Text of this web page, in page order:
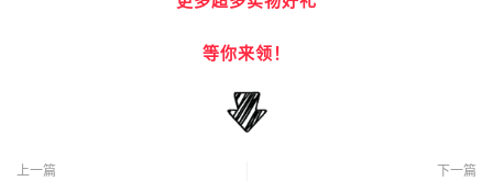
等你来领！
上一篇 下一篇